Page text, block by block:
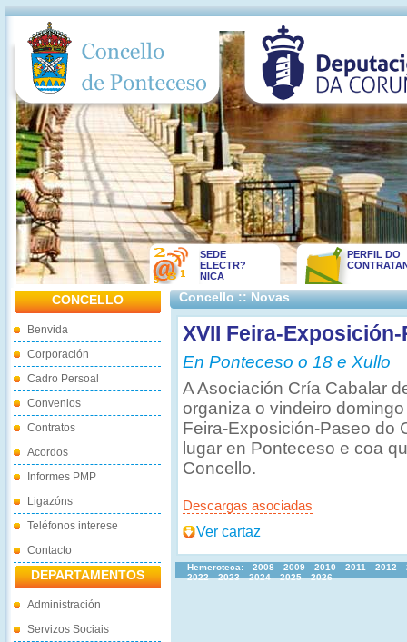
SEDE
ELECTR?
NICA
PERFIL DO
CONCELLO
Benvida
Corporación
Cadro Persoal
Convenios
Contratos
Acordos
Informes PMP
Ligazóns
Teléfonos interese
Contacto
DEPARTAMENTOS
Administración
Servizos Sociais
Concello :: Novas
XVII Feira-
En Ponteceso o 18 e Xullo
A Asociación Cría Cabalar
organiza o vindeiro
Feira-Exposición-Paseo do
lugar en Ponteceso e coa
Concello.
Descargas asociadas
Ver cartaz
Hemeroteca: 2008 2009 2010 2011 2012
2022
2023 2024 2025 2026